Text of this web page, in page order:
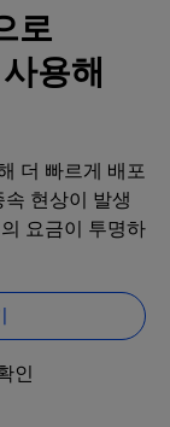
로
용해
더 빠르게 배포
현상이 발생
요금이 투명하
인